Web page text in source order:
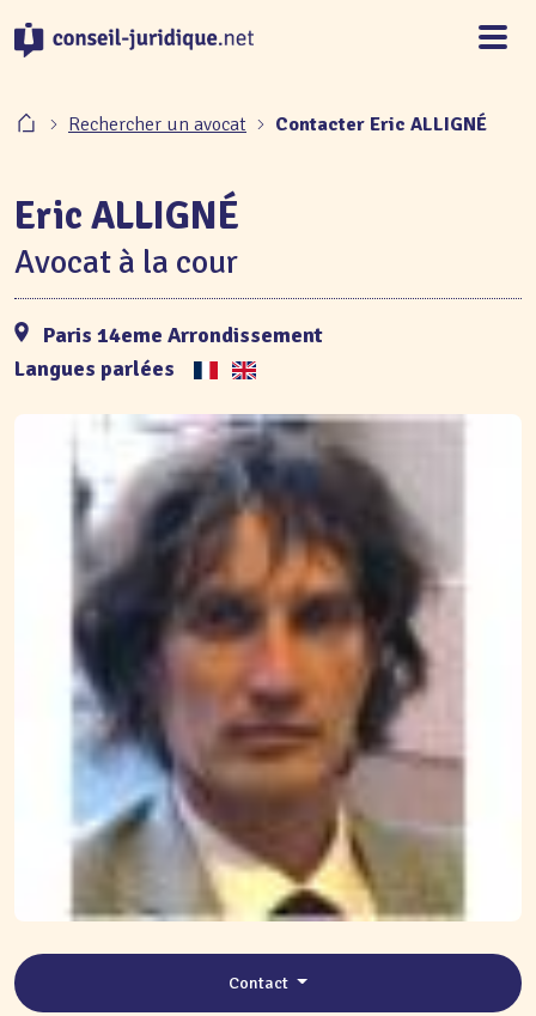
Rechercher un avocat Contacter Eric ALLIGNÉ
Eric ALLIGNÉ
Avocat à la cour
Paris 14eme Arrondissement
Langues parlées
Contact